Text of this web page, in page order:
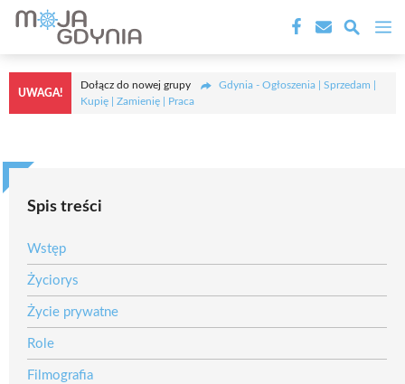
Przejdź
treści
UWAGA!
Dołącz do nowej grupy
Gdynia - Ogłoszenia | Sprzedam |
Kupię | Zamienię | Praca
Spis treści
Wstęp
Życiorys
Życie prywatne
Role
Filmografia